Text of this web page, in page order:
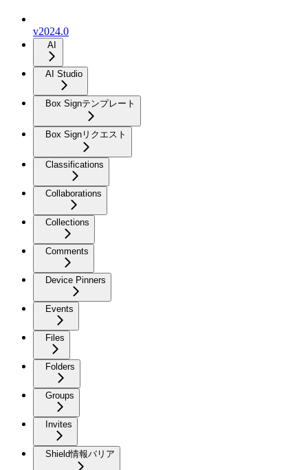
v2024.0
AI
AI Studio
Box Signテンプレート
Box Signリクエスト
Classifications
Collaborations
Collections
Comments
Device Pinners
Events
Files
Folders
Groups
Invites
Shield情報バリア